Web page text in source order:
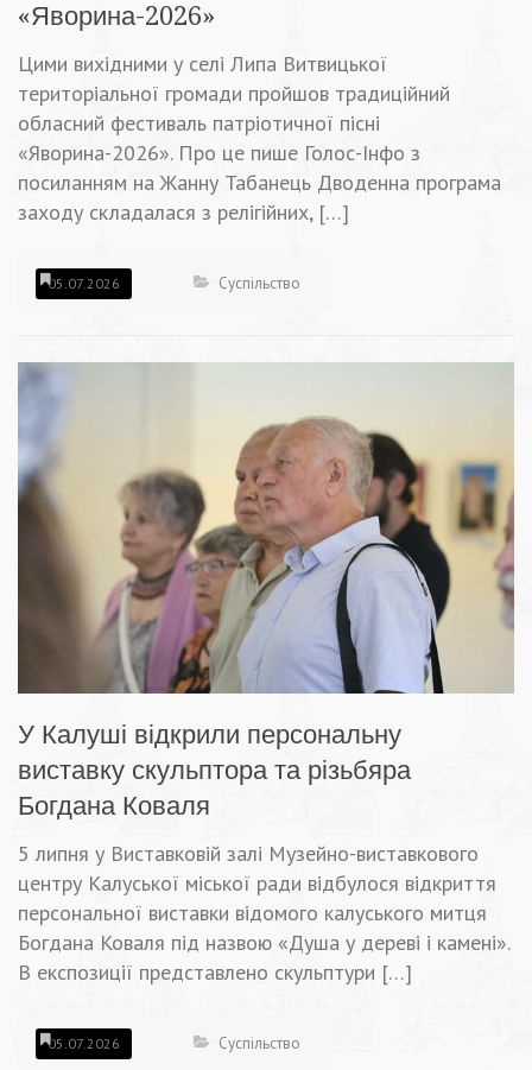
«Яворина-2026»
Цими вихідними у селі Липа Витвицької
територіальної громади пройшов традиційний
обласний фестиваль патріотичної пісні
«Яворина-2026». Про це пише Голос-Інфо з
посиланням на Жанну Табанець Дводенна програма
заходу складалася з релігійних, […]
05.07.2026 Суспільство
У Калуші відкрили персональну
виставку скульптора та різьбяра
Богдана Коваля
5 липня у Виставковій залі Музейно-виставкового
центру Калуської міської ради відбулося відкриття
персональної виставки відомого калуського митця
Богдана Коваля під назвою «Душа у дереві і камені».
В експозиції представлено скульптури […]
05.07.2026 Суспільство